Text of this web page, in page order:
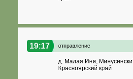
19:17 отправление
д. Малая Иня,
Красноярский край